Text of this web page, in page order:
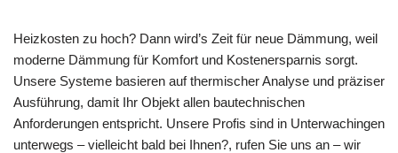
Heizkosten zu hoch? Dann wird’s Zeit für neue Dämmung, weil
moderne Dämmung für Komfort und Kostenersparnis sorgt.
Unsere Systeme basieren auf thermischer Analyse und präziser
Ausführung, damit Ihr Objekt allen bautechnischen
Anforderungen entspricht. Unsere Profis sind in Unterwachingen
unterwegs – vielleicht bald bei Ihnen?, rufen Sie uns an – wir